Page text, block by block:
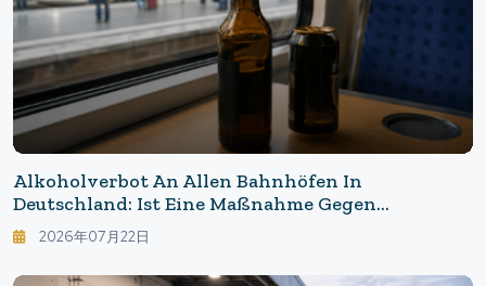
Alkoholverbot An Allen Bahnhöfen In
Deutschland: Ist Eine Maßnahme Gegen
Betrunkene Fahrgäste Auch In Japan Notwendig?
- Überlegungen Zum Alkoholverbot Der
Deutschen Bahn
2026年07月22日